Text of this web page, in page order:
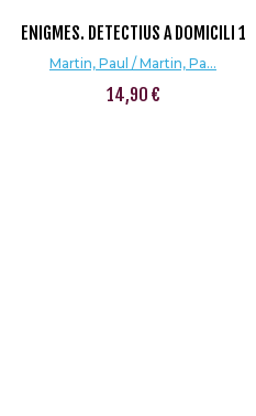
ENIGMES. DETECTIUS A DOMICILI 1
Martin, Paul / Martin, Pa...
14,90 €